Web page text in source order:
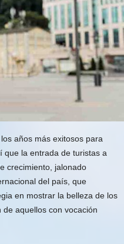
años más exitosos para
que la entrada de turistas a
crecimiento, jalonado
del país, que
en mostrar la belleza de los
aquellos con vocación